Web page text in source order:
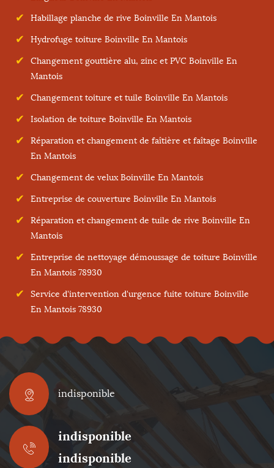
Habillage planche de rive Boinville En Mantois
Hydrofuge toiture Boinville En Mantois
Changement gouttière alu, zinc et PVC Boinville En
Mantois
Changement toiture et tuile Boinville En Mantois
Isolation de toiture Boinville En Mantois
Réparation et changement de faîtière et faîtage Boinville
En Mantois
Changement de velux Boinville En Mantois
Entreprise de couverture Boinville En Mantois
Réparation et changement de tuile de rive Boinville En
Mantois
Entreprise de nettoyage démoussage de toiture Boinville
En Mantois 78930
Service d'intervention d'urgence fuite toiture Boinville
En Mantois 78930
indisponible
indisponible
indisponible